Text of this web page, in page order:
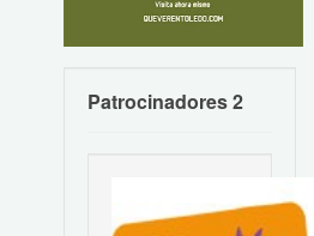
Patrocinadores 2